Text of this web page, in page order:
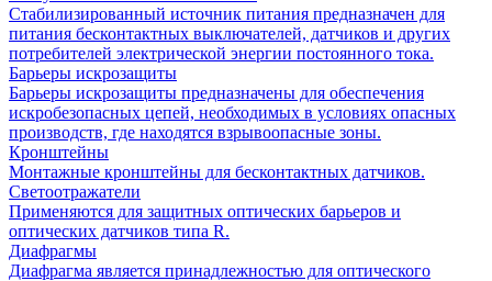
Стабилизированный источник питания предназначен для
питания бесконтактных выключателей, датчиков и других
потребителей электрической энергии постоянного тока.
Барьеры искрозащиты
Барьеры искрозащиты предназначены для обеспечения
искробезопасных цепей, необходимых в условиях опасных
производств, где находятся взрывоопасные зоны.
Кронштейны
Монтажные кронштейны для бесконтактных датчиков.
Светоотражатели
Применяются для защитных оптических барьеров и
оптических датчиков типа R.
Диафрагмы
Диафрагма является принадлежностью для оптического